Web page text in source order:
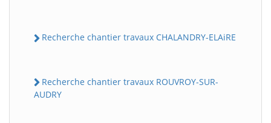
Recherche chantier travaux CHALANDRY-ELAiRE
Recherche chantier travaux ROUVROY-SUR-
AUDRY